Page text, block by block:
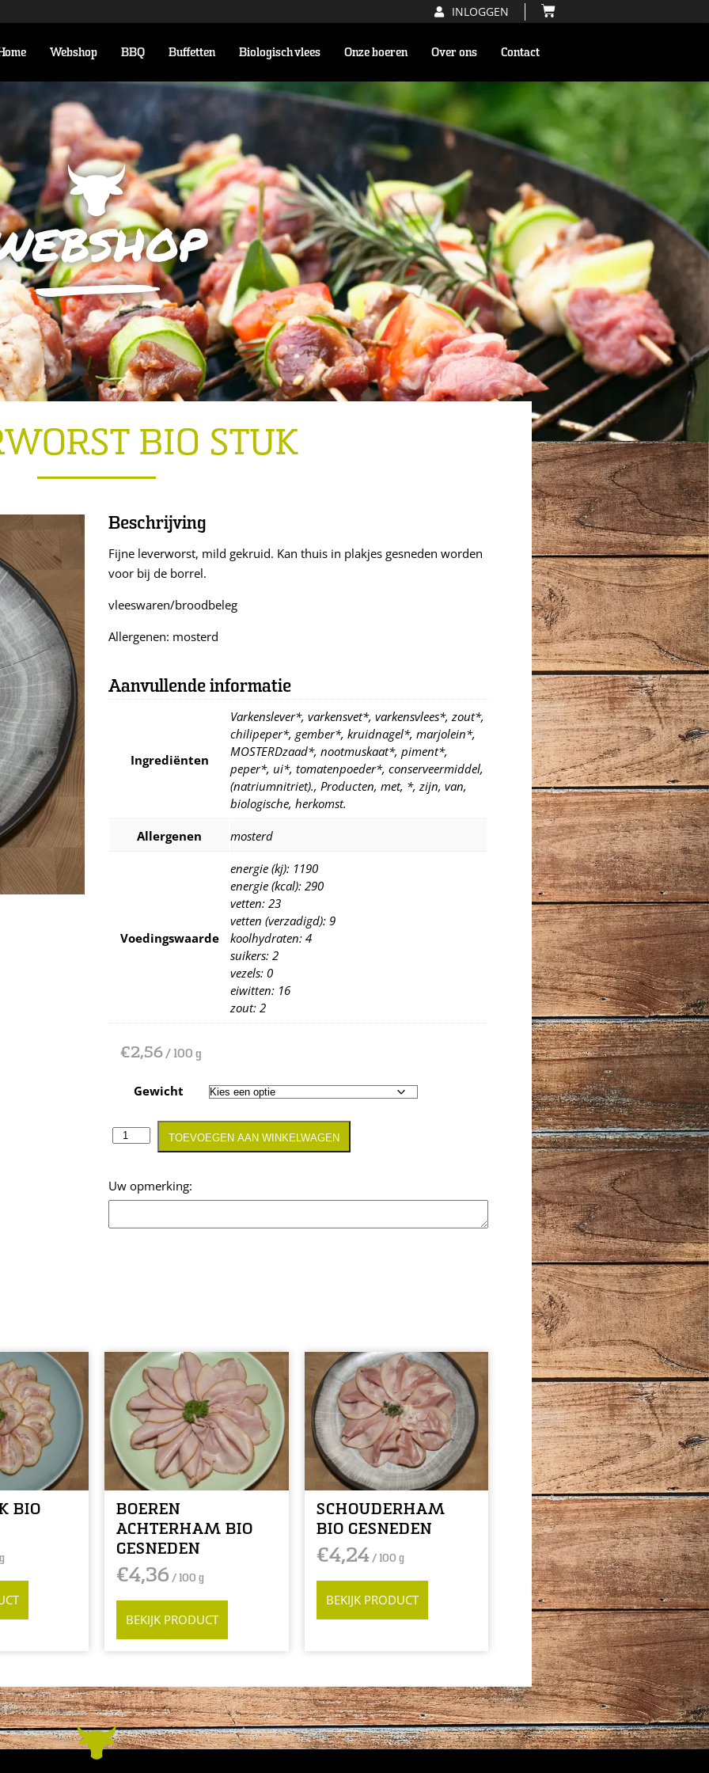
INLOGGEN
Webshop BBQ Buffetten Biologisch vlees Onze boeren Over ons Contact
BIO STUK
Beschrijving
Fijne leverworst, mild gekruid. Kan thuis in plakjes gesneden worden
voor bij de borrel.
vleeswaren/broodbeleg
Allergenen: mosterd
Aanvullende informatie
Ingrediënten
Varkenslever*, varkensvet*, varkensvlees*, zout*,
chilipeper*, gember*, kruidnagel*, marjolein*,
MOSTERDzaad*, nootmuskaat*, piment*,
peper*, ui*, tomatenpoeder*, conserveermiddel,
(natriumnitriet)., Producten, met, *, zijn, van,
biologische, herkomst.
Allergenen mosterd
Voedingswaarde
energie (kj): 1190
energie (kcal): 290
vetten: 23
vetten (verzadigd): 9
koolhydraten: 4
suikers: 2
vezels: 0
eiwitten: 16
zout: 2
€2,56/ 100 g
Gewicht
Opmerking
TOEVOEGEN AAN WINKELWAGEN
BIO
BOEREN
ACHTERHAM BIO
GESNEDEN
€4,36 / 100 g
BEKIJK PRODUCT
SCHOUDERHAM
BIO GESNEDEN
€4,24/ 100 g
BEKIJK PRODUCT